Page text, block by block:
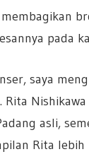
pada
saya
Rita
asli,
Rita